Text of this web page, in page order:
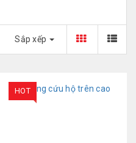
Sắp xếp
HOT